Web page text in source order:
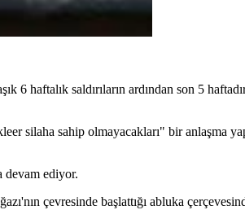
6 haftalık saldırıların ardından son 5
silaha sahip olmayacakları" bir anlaşma
devam ediyor.
çevresinde başlattığı abluka